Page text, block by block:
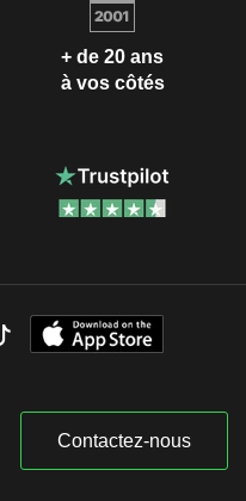
+ de 20 ans
à vos côtés
Contactez-nous